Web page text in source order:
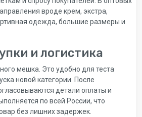
вроде крем, экстра,
одежда, большие размеры и
и логистика
мешка. Это удобно для теста
новой категории. После
детали оплаты и
по всей России, что
без лишних задержек.